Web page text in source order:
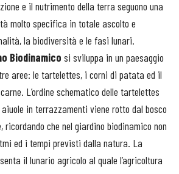
e il nutrimento della terra seguono una
molto specifica in totale ascolto e
la biodiversità e le fasi lunari.
Biodinamico si sviluppa in un paesaggio
aree: le tartelettes, i corni di patata ed il
L’ordine schematico delle tartelettes
in terrazzamenti viene rotto dal bosco
che nel giardino biodinamico non
ed i tempi previsti dalla natura. La
il lunario agricolo al quale l’agricoltura